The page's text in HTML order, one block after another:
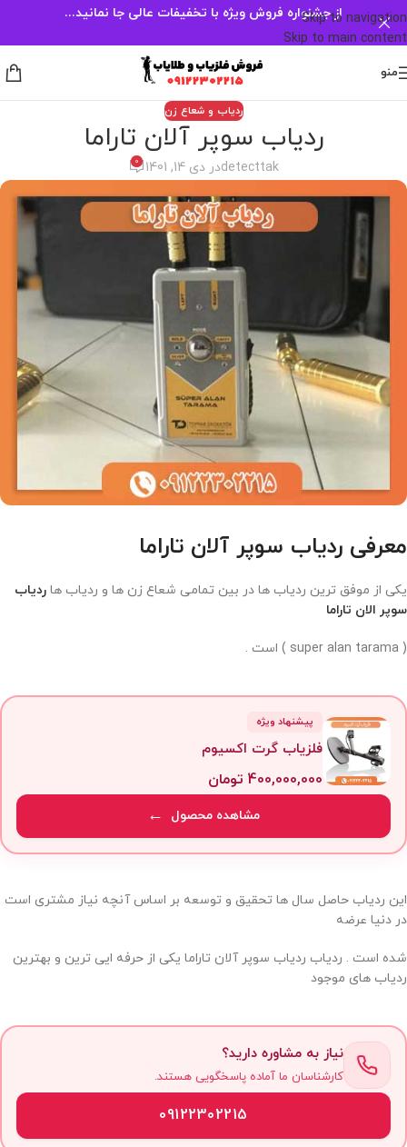
Skip to navigation
Skip to main content
از جشنواره فروش ویژه با تخفیفات عالی جا نمانید...
منو
ردیاب و شعاع زن
ردیاب سوپر آلان تاراما
detecttakدر دی 14, 1401 0
معرفی ردیاب سوپر آلان تاراما
یکی از موفق ترین ردیاب ها در بین تمامی شعاع زن ها و ردیاب ها ردیاب
سوپر الان تاراما
( super alan tarama ) است .
پیشنهاد ویژه
فلزیاب گرت اکسیوم
400,000,000 تومان
مشاهده محصول
این ردیاب حاصل سال ها تحقیق و توسعه بر اساس آنچه نیاز مشتری است
در دنیا عرضه
شده است . ردیاب ردیاب سوپر آلان تاراما یکی از حرفه ایی ترین و بهترین
ردیاب های موجود
نیاز به مشاوره دارید؟
کارشناسان ما آماده پاسخگویی هستند.
09122302215